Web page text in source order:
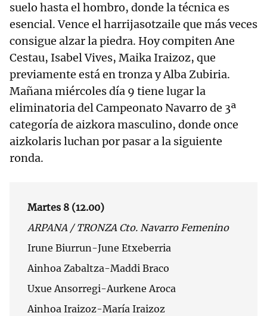
suelo hasta el hombro, donde la técnica es
esencial. Vence el harrijasotzaile que más veces
consigue alzar la piedra. Hoy compiten Ane
Cestau, Isabel Vives, Maika Iraizoz, que
previamente está en tronza y Alba Zubiria.
Mañana miércoles día 9 tiene lugar la
eliminatoria del Campeonato Navarro de 3ª
categoría de aizkora masculino, donde once
aizkolaris luchan por pasar a la siguiente
ronda.
Martes 8 (12.00)
ARPANA / TRONZA Cto. Navarro Femenino
Irune Biurrun-June Etxeberria
Ainhoa Zabaltza-Maddi Braco
Uxue Ansorregi-Aurkene Aroca
Ainhoa Iraizoz-María Iraizoz